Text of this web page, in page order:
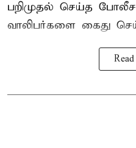
பறிமுதல் செய்த
வாலிபர்களை கைது